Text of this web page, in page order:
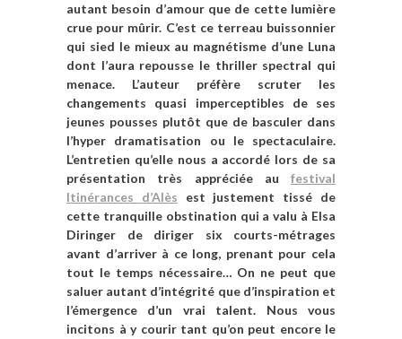
autant besoin d’amour que de cette lumière
crue pour mûrir. C’est ce terreau buissonnier
qui sied le mieux au magnétisme d’une Luna
dont l’aura repousse le thriller spectral qui
menace. L’auteur préfère scruter les
changements quasi imperceptibles de ses
jeunes pousses plutôt que de basculer dans
l’hyper dramatisation ou le spectaculaire.
L’entretien qu’elle nous a accordé lors de sa
présentation très appréciée au festival
Itinérances d’Alès est justement tissé de
cette tranquille obstination qui a valu à Elsa
Diringer de diriger six courts-métrages
avant d’arriver à ce long, prenant pour cela
tout le temps nécessaire… On ne peut que
saluer autant d’intégrité que d’inspiration et
l’émergence d’un vrai talent. Nous vous
incitons à y courir tant qu’on peut encore le